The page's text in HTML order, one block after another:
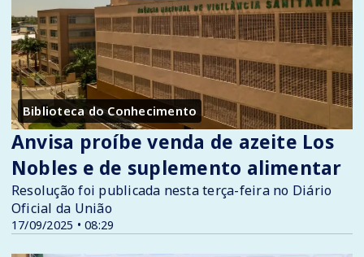
Biblioteca do Conhecimento
17/09/2025 • 08:29
Anvisa proíbe venda de azeite Los
Nobles e de suplemento alimentar
Resolução foi publicada nesta terça-feira no Diário
Oficial da União